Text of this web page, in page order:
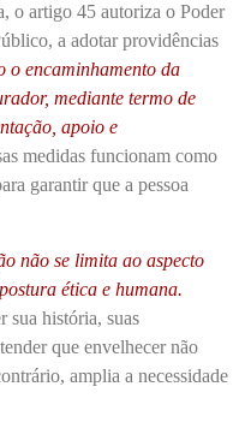
o artigo 45 autoriza o Poder
a adotar providências
o encaminhamento da
mediante termo de
apoio e
medidas funcionam como
garantir que a pessoa
não se limita ao aspecto
ética e humana.
sua história, suas
que envelhecer não
amplia a necessidade